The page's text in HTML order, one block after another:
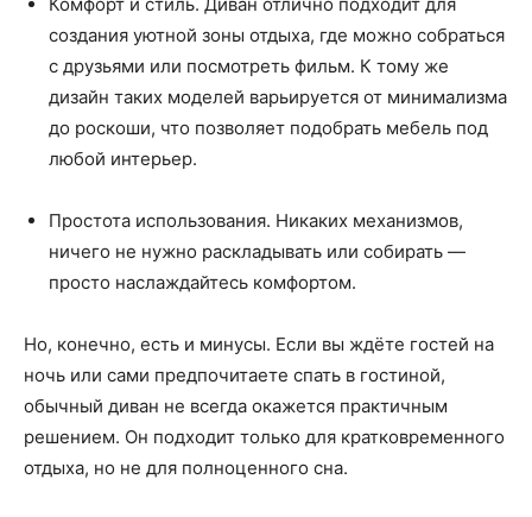
создания уютной зоны отдыха, где можно собраться
с друзьями или посмотреть фильм. К тому же
дизайн таких моделей варьируется от минимализма
до роскоши, что позволяет подобрать мебель под
любой интерьер.
Простота использования. Никаких механизмов,
ничего не нужно раскладывать или собирать —
просто наслаждайтесь комфортом.
Но, конечно, есть и минусы. Если вы ждёте гостей на
ночь или сами предпочитаете спать в гостиной,
обычный диван не всегда окажется практичным
решением. Он подходит только для кратковременного
отдыха, но не для полноценного сна.